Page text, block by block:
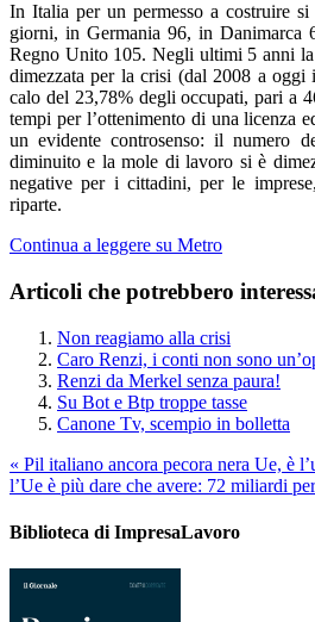
In Italia per un permesso a costruire si
giorni, in Germania 96, in Danimarca
Regno Unito 105. Negli ultimi 5 anni
dimezzata per la crisi (dal 2008 a oggi
calo del 23,78% degli occupati, pari a
tempi per l’ottenimento di una licenza
un evidente controsenso: il numero
diminuito e la mole di lavoro si è
negative per i cittadini, per le
riparte.
Continua a leggere su Metro
Articoli che potrebbero
Non reagiamo alla crisi
Caro Renzi, i conti non sono
Renzi da Merkel senza paura!
Su Bot e Btp troppe tasse
Canone Tv, scempio in bolletta
« Pil italiano ancora pecora nera Ue, è
l’Ue è più dare che avere: 72 miliardi
Biblioteca di ImpresaLavoro